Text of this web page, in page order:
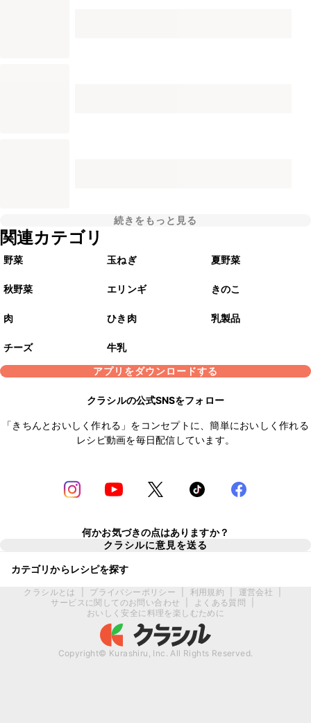
続きをもっと見る
関連カテゴリ
野菜 玉ねぎ 夏野菜
秋野菜 エリンギ きのこ
肉 ひき肉 乳製品
チーズ
牛乳
アプリをダウンロードする
クラシルの公式SNSをフォロー
「きちんとおいしく作れる」をコンセプトに、簡単においしく作れる
レシピ動画を毎日配信しています。
何かお気づきの点はありますか？
クラシルに意見を送る
カテゴリからレシピを探す
クラシルとは プライバシーポリシー 利用規約 運営会社
サービスに関してのお問い合わせ
よくある質問
おいしく安全に料理を楽しむために
Copyright© Kurashiru, Inc. All Rights Reserved.